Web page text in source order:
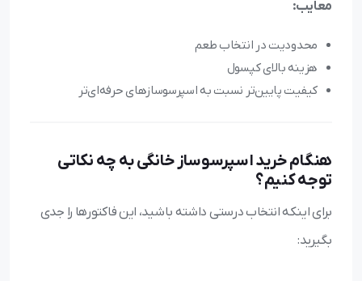
معایب:
محدودیت در انتخاب طعم
هزینه بالای کپسول
کیفیت پایین‌تر نسبت به اسپرسوسازهای حرفه‌ای‌تر
هنگام خرید اسپرسوساز خانگی به چه نکاتی
توجه کنیم؟
برای اینکه انتخاب درستی داشته باشید، این فاکتورها را جدی
بگیرید: